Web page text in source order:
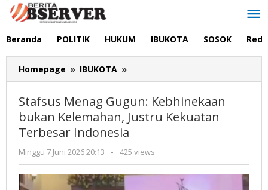
Lewati
Beranda POLITIK HUKUM IBUKOTA SOSOK
Homepage » IBUKOTA »
Menag
Kebhinekaan
bukan
Kelemahan,
Kekuatan
Terbesar
Stafsus Menag Gugun: Kebhinekaan
bukan Kelemahan, Justru Kekuatan
Terbesar Indonesia
Minggu 7 Juni 2026 20:13
oleh
Redaksi
- 425 views